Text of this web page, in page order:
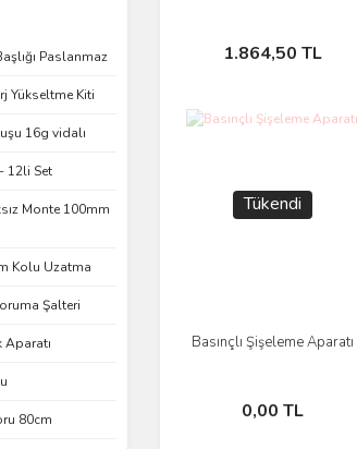
Paslanmaz
Yükseltme Kiti
16g vidalı
12li Set
Monte 100mm
Kolu Uzatma
Şalteri
80cm
1.864,50 TL
Stokta Yok
Tükendi
Basınçlı Şişeleme Aparatı
0,00 TL
İncele
Stokta Yok